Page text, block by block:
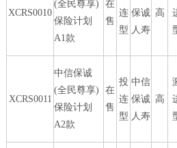
XCRS0010
(全民尊享)
保险计划
A1款
在
售
连
型
保诚
人寿
高
XCRS0011
中信保诚
(全民尊享)
保险计划
A2款
在
售
投
连
型
中信
保诚
人寿
高